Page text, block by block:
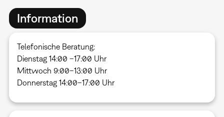
Information
Telefonische Beratung:
Dienstag 14:00 –17:00 Uhr
Mittwoch 9:00–13:00 Uhr
Donnerstag 14:00–17:00 Uhr